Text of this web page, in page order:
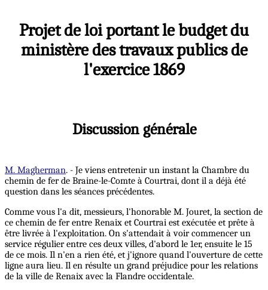
Projet de loi portant le budget du
ministère des travaux publics de
l'exercice 1869
Discussion générale
M. Magherman. - Je viens entretenir un instant la Chambre du
chemin de fer de Braine-le-Comte à Courtrai, dont il a déjà été
question dans les séances précédentes.
Comme vous l'a dit, messieurs, l'honorable M. Jouret, la section de
ce chemin de fer entre Renaix et Courtrai est exécutée et prête à
être livrée à l'exploitation. On s'attendait à voir commencer un
service régulier entre ces deux villes, d'abord le 1er, ensuite le 15
de ce mois. Il n'en a rien été, et j'ignore quand l'ouverture de cette
ligne aura lieu. Il en résulte un grand préjudice pour les relations
de la ville de Renaix avec la Flandre occidentale.